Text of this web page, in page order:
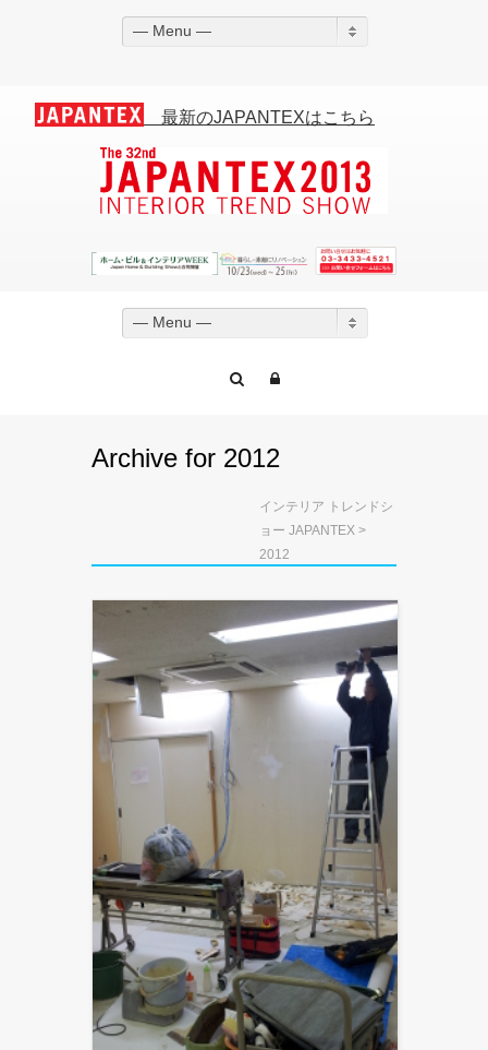
— Menu —
最新のJAPANTEXはこちら
— Menu —
Archive for 2012
インテリア トレンドシ
ョー JAPANTEX >
2012